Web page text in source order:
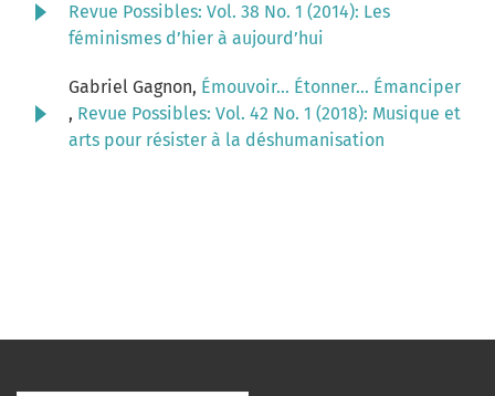
Revue Possibles: Vol. 38 No. 1 (2014): Les
féminismes d’hier à aujourd’hui
Gabriel Gagnon, Émouvoir… Étonner… Émanciper
, Revue Possibles: Vol. 42 No. 1 (2018): Musique et
arts pour résister à la déshumanisation